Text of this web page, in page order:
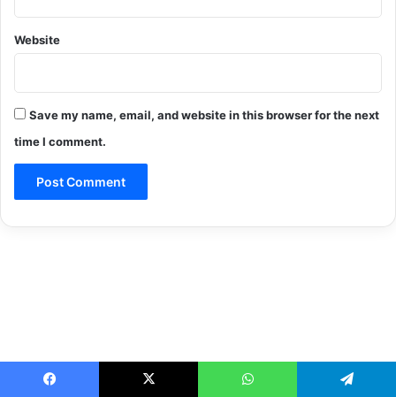
Website
Save my name, email, and website in this browser for the next
time I comment.